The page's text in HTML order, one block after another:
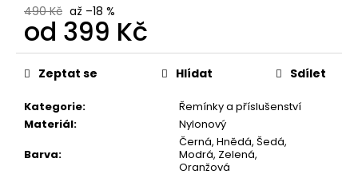
490 Kč až –18 %
od 399 Kč
Měrná
cena:
Kategorie:
Řemínky a příslušenství
Materiál:
Nylonový
Barva:
Černá, Hnědá, Šedá,
Modrá, Zelená,
Oranžová
Zeptat se Hlídat Sdílet